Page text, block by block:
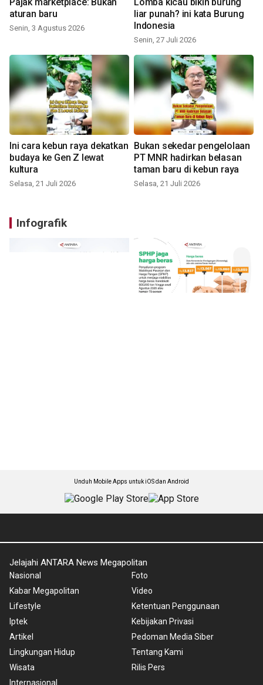
aturan baru
Senin, 3 Agustus 2026
liar punah? ini kata Burung
Indonesia
Senin, 27 Juli 2026
Ini cara kebun raya dekatkan
budaya ke Gen Z lewat
kultura
Selasa, 21 Juli 2026
Bukan sekedar pengelolaan
PT MNR hadirkan belasan
taman baru di kebun raya
Selasa, 21 Juli 2026
Infografik
Unduh Mobile Apps untuk iOS dan Android
Jelajahi ANTARA News Megapolitan
Nasional
Kabar Megapolitan
Lifestyle
Iptek
Artikel
Lingkungan Hidup
Wisata
Internasional
Foto
Video
Ketentuan Penggunaan
Kebijakan Privasi
Pedoman Media Siber
Tentang Kami
Rilis Pers